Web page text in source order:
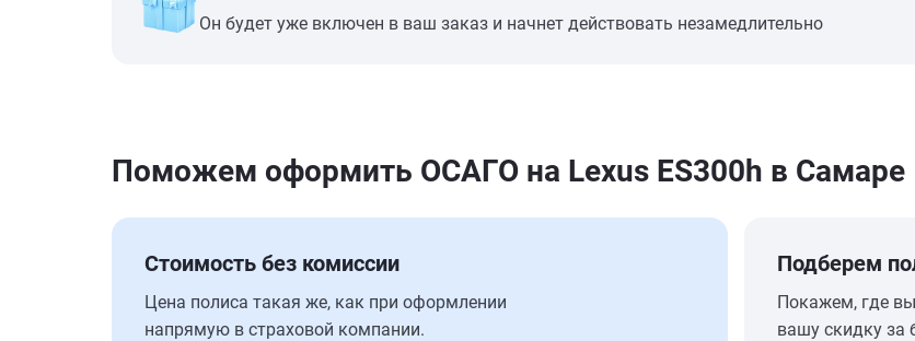
Он будет уже включен в ваш заказ и начнет действовать незамедлительно
Поможем оформить ОСАГО на Lexus ES300h в Самаре
Стоимость без комиссии
Цена полиса такая же, как при оформлении
напрямую в страховой компании.
Подберем
Покажем, где
вашу скидку за